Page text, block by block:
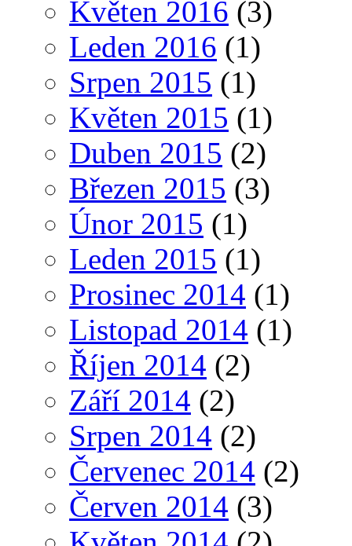
Květen 2016 (3)
Leden 2016 (1)
Srpen 2015 (1)
Květen 2015 (1)
Duben 2015 (2)
Březen 2015 (3)
Únor 2015 (1)
Leden 2015 (1)
Prosinec 2014 (1)
Listopad 2014 (1)
Říjen 2014 (2)
Září 2014 (2)
Srpen 2014 (2)
Červenec 2014 (2)
Červen 2014 (3)